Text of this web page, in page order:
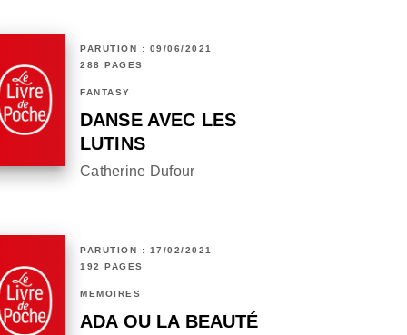
PARUTION : 09/06/2021
288 PAGES
FANTASY
DANSE AVEC LES
LUTINS
Catherine Dufour
PARUTION : 17/02/2021
192 PAGES
MÉMOIRES
ADA OU LA BEAUTÉ